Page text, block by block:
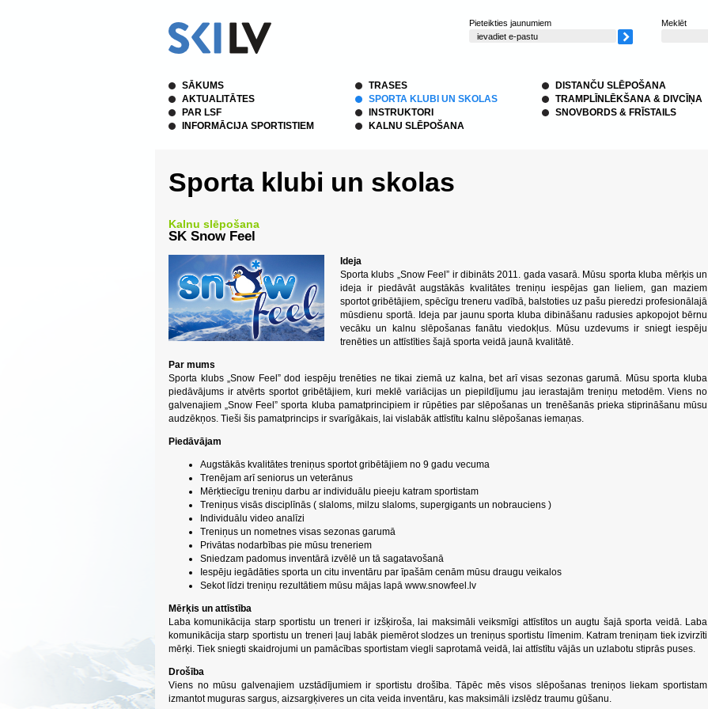
Pieteikties jaunumiem Meklēt
SĀKUMS
AKTUALITĀTES
PAR LSF
INFORMĀCIJA SPORTISTIEM
TRASES
SPORTA KLUBI UN SKOLAS
INSTRUKTORI
KALNU SLĒPOŠANA
DISTANČU SLĒPOŠANA
TRAMPLĪNLĒKŠANA & DIVCĪŅA
SNOVBORDS & FRĪSTAILS
Sporta klubi un skolas
Kalnu slēpošana
SK Snow Feel
Ideja
Sporta klubs „Snow Feel” ir dibināts 2011. gada vasarā. Mūsu sporta kluba mērķis un
ideja ir piedāvāt augstākās kvalitātes treniņu iespējas gan lieliem, gan maziem
sportot gribētājiem, spēcīgu treneru vadībā, balstoties uz pašu pieredzi profesionālajā
mūsdienu sportā. Ideja par jaunu sporta kluba dibināšanu radusies apkopojot bērnu
vecāku un kalnu slēpošanas fanātu viedokļus. Mūsu uzdevums ir sniegt iespēju
trenēties un attīstīties šajā sporta veidā jaunā kvalitātē.
Par mums
Sporta klubs „Snow Feel” dod iespēju trenēties ne tikai ziemā uz kalna, bet arī visas sezonas garumā. Mūsu sporta kluba
piedāvājums ir atvērts sportot gribētājiem, kuri meklē variācijas un piepildījumu jau ierastajām treniņu metodēm. Viens no
galvenajiem „Snow Feel” sporta kluba pamatprincipiem ir rūpēties par slēpošanas un trenēšanās prieka stiprināšanu mūsu
audzēkņos. Tieši šis pamatprincips ir svarīgākais, lai vislabāk attīstītu kalnu slēpošanas iemaņas.
Piedāvājam
Augstākās kvalitātes treniņus sportot gribētājiem no 9 gadu vecuma
Trenējam arī seniorus un veterānus
Mērķtiecīgu treniņu darbu ar individuālu pieeju katram sportistam
Treniņus visās disciplīnās ( slaloms, milzu slaloms, supergigants un nobrauciens )
Individuālu video analīzi
Treniņus un nometnes visas sezonas garumā
Privātas nodarbības pie mūsu treneriem
Sniedzam padomus inventārā izvēlē un tā sagatavošanā
Iespēju iegādāties sporta un citu inventāru par īpašām cenām mūsu draugu veikalos
Sekot līdzi treniņu rezultātiem mūsu mājas lapā www.snowfeel.lv
Mērķis un attīstība
Laba komunikācija starp sportistu un treneri ir izšķiroša, lai maksimāli veiksmīgi attīstītos un augtu šajā sporta veidā. Laba
komunikācija starp sportistu un treneri ļauj labāk piemērot slodzes un treniņus sportistu līmenim. Katram treniņam tiek izvirzīti
mērķi. Tiek sniegti skaidrojumi un pamācības sportistam viegli saprotamā veidā, lai attīstītu vājās un uzlabotu stiprās puses.
Drošība
Viens no mūsu galvenajiem uzstādījumiem ir sportistu drošība. Tāpēc mēs visos slēpošanas treniņos liekam sportistam
izmantot muguras sargus, aizsargķiveres un cita veida inventāru, kas maksimāli izslēdz traumu gūšanu.